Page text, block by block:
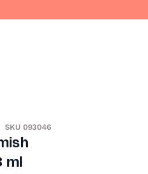
SKU 093046
ml